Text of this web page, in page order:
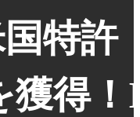
特許
獲得